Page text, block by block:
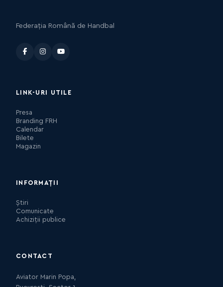
Federația Română de Handbal
LINK-URI UTILE
Presa
Branding FRH
Calendar
Bilete
Magazin
INFORMAȚII
Știri
Comunicate
Achiziții publice
CONTACT
Aviator Marin Popa,